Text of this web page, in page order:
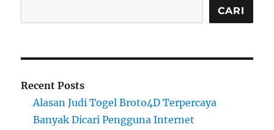
CARI
Recent Posts
Alasan Judi Togel Broto4D Terpercaya
Banyak Dicari Pengguna Internet